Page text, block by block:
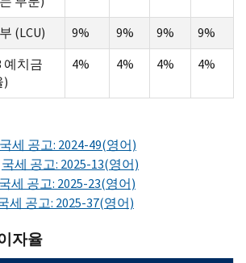
(LCU) 9% 9% 9%
9%
예치금
)
4% 4% 4% 4%
국세 공고: 2024-49(영어)
국세 공고: 2025-13(영어)
국세 공고: 2025-23(영어)
세 공고: 2025-37(영어)
자율